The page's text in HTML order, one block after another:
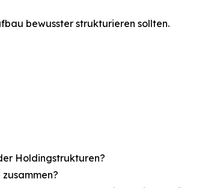
bewusster strukturieren sollten.
Holdingstrukturen?